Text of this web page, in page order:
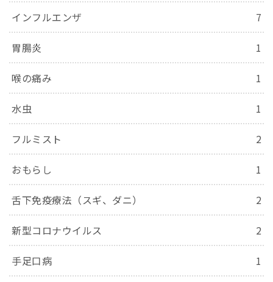
インフルエンザ 7
胃腸炎 1
喉の痛み 1
水虫 1
フルミスト 2
おもらし 1
舌下免疫療法（スギ、ダニ） 2
新型コロナウイルス 2
手足口病 1